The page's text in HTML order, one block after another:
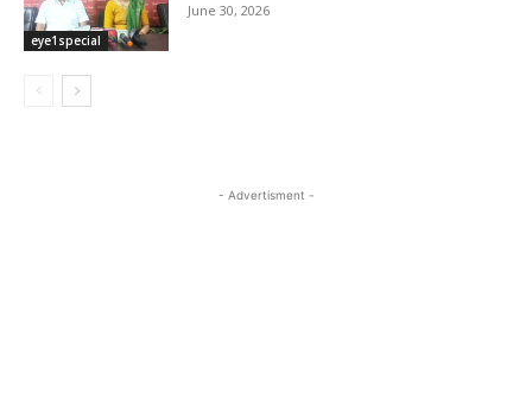
eye1special
June 30, 2026
- Advertisment -